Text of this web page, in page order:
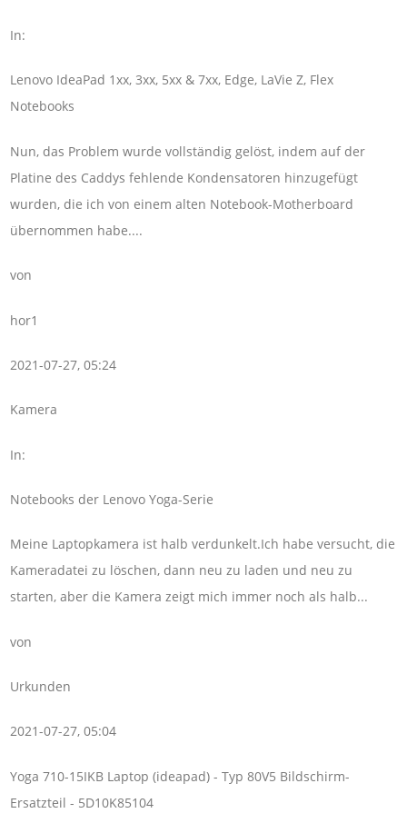
In:
Lenovo IdeaPad 1xx, 3xx, 5xx & 7xx, Edge, LaVie Z, Flex
Notebooks
Nun, das Problem wurde vollständig gelöst, indem auf der
Platine des Caddys fehlende Kondensatoren hinzugefügt
wurden, die ich von einem alten Notebook-Motherboard
übernommen habe....
von
hor1
2021-07-27, 05:24
Kamera
In:
Notebooks der Lenovo Yoga-Serie
Meine Laptopkamera ist halb verdunkelt.Ich habe versucht, die
Kameradatei zu löschen, dann neu zu laden und neu zu
starten, aber die Kamera zeigt mich immer noch als halb...
von
Urkunden
2021-07-27, 05:04
Yoga 710-15IKB Laptop (ideapad) - Typ 80V5 Bildschirm-
Ersatzteil - 5D10K85104